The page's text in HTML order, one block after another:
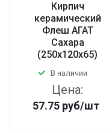
Кирпич
керамический
Флеш АГАТ
Сахара
(250х120х65)
В наличии
Цена:
57.75 руб/шт